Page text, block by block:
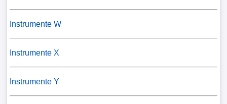
Instrumente W
Instrumente X
Instrumente Y